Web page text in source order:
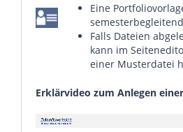
Eine
Falls Dateien
kann im
einer Musterdatei
Erklärvideo zum Anlegen
Video